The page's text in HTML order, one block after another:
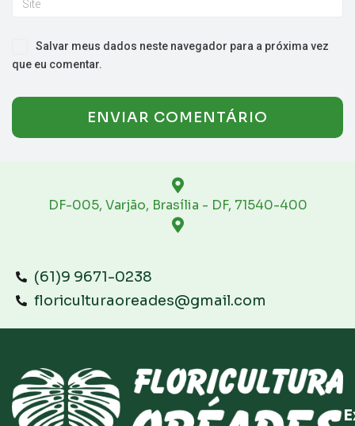
Salvar meus dados neste navegador para a próxima vez
que eu comentar.
DF-005, Varjão, Brasília - DF, 71540-400
(61)9 9671-0238
floriculturaoreades@gmail.com